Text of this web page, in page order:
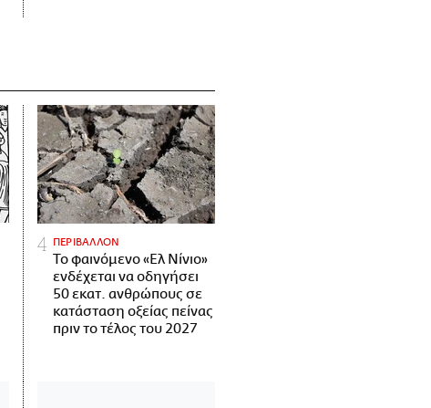
ΠΕΡΙΒΑΛΛΟΝ
Το φαινόμενο «Ελ Νίνιο»
ενδέχεται να οδηγήσει
50 εκατ. ανθρώπους σε
κατάσταση οξείας πείνας
πριν το τέλος του 2027